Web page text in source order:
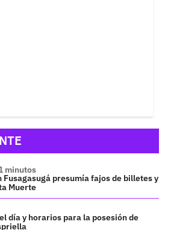
minutos
Fusagasugá presumía fajos de billetes y
Muerte
día y horarios para la posesión de